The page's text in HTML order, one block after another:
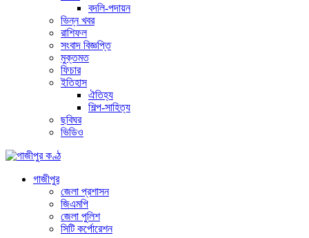
বদলি-পদায়ন
ভিন্ন খবর
রাশিফল
সংবাদ বিজ্ঞপ্তি
মুক্তমত
ফিচার
ইতিহাস
ঐতিহ্য
শিল্প-সাহিত্য
ছবিঘর
ভিডিও
গাজীপুর
জেলা প্রশাসন
জিএমপি
জেলা পুলিশ
সিটি কর্পোরেশন